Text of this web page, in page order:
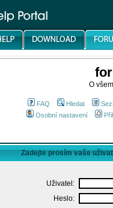
O
FAQ Hledat
Osobní nastavení
Zadejte prosím vaše
Uživatel:
Heslo: